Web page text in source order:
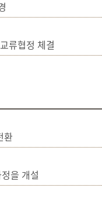
류협정 체결
환
을 개설